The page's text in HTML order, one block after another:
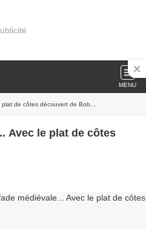
MENU
de côtes découvert de Bob...
Avec le plat de côtes